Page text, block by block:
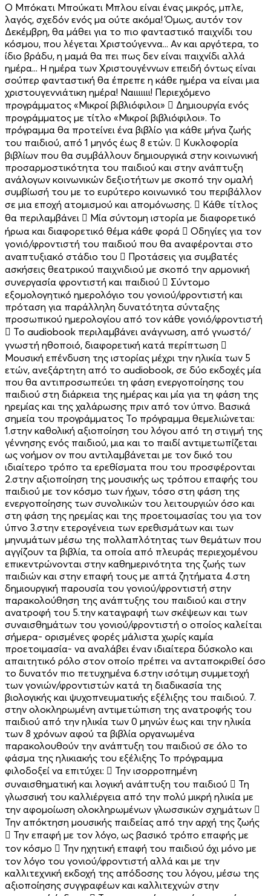
Ο Μπόκατι Μπούκατι Μπλου είναι ένας μικρός, μπλε,
λαγός, σχεδόν ενός μα ούτε ακόμα! Όμως, αυτόν τον
Δεκέμβρη, θα μάθει για το πιο φανταστικό παιχνίδι του
κόσμου, που λέγεται Χριστούγεννα... Αν και αργότερα, το
ίδιο βράδυ, η μαμά θα πει πως δεν είναι παιχνίδι αλλά
ημέρα... Η ημέρα των Χριστουγέννων επειδή όντως είναι
σούπερ φανταστική θα έπρεπε η κάθε ημέρα να είναι μια
χριστουγεννιάτικη ημέρα! Ναιιιιιιι! Περιεχόμενο
προγράμματος «Μικροί βιβλιόφιλοι»  Δημιουργία ενός
προγράμματος με τίτλο «Μικροί βιβλιόφιλοι». Το
πρόγραμμα θα προτείνει ένα βιβλίο για κάθε μήνα ζωής
του παιδιού, από 1 μηνός έως 8 ετών.  Kυκλοφορία
βιβλίων που θα συμβάλλουν δημιουργικά στην κοινωνική
προσαρμοστικότητα του παιδιού και στην ανάπτυξη
ανάλογων κοινωνικών δεξιοτήτων με σκοπό την ομαλή
συμβίωσή του με το ευρύτερο κοινωνικό του περιβάλλον
σε μια εποχή ατομισμού και απομόνωσης.  Κάθε τίτλος
θα περιλαμβάνει  Μία σύντομη ιστορία με διαφορετικό
ήρωα και διαφορετικό θέμα κάθε φορά  Οδηγίες για τον
γονιό/φροντιστή του παιδιού που θα αναφέρονται στο
αναπτυξιακό στάδιο του  Προτάσεις για συμβατές
ασκήσεις θεατρικού παιχνιδιού με σκοπό την αρμονική
συνεργασία φροντιστή και παιδιού  Σύντομο
εξομολογητικό ημερολόγιο του γονιού/φροντιστή και
πρόταση για παράλληλη δυνατότητα σύνταξης
προσωπικού ημερολογίου από τον κάθε γονιό/φροντιστή
 Το audiobook περιλαμβάνει ανάγνωση, από γνωστό/
γνωστή ηθοποιό, διαφορετική κατά περίπτωση 
Μουσική επένδυση της ιστορίας μέχρι την ηλικία των 5
ετών, ανεξάρτητη από το audiobook, σε δύο εκδοχές μία
που θα αντιπροσωπεύει τη φάση ενεργοποίησης του
παιδιού στη διάρκεια της ημέρας και μία για τη φάση της
ηρεμίας και της χαλάρωσης πριν από τον ύπνο. Βασικά
σημεία του προγράμματος Το πρόγραμμα θεμελιώνεται:
1.στην καθολική αξιοποίηση του λόγου από τη στιγμή της
γέννησης ενός παιδιού, μια και το παιδί αντιμετωπίζεται
ως νοήμον ον που αντιλαμβάνεται με τον δικό του
ιδιαίτερο τρόπο τα ερεθίσματα που του προσφέρονται
2.στην αξιοποίηση της μουσικής ως τρόπου επαφής του
παιδιού με τον κόσμο των ήχων, τόσο στη φάση της
ενεργοποίησης των συνολικών του λειτουργιών όσο και
στη φάση της ηρεμίας και της προετοιμασίας του για τον
ύπνο 3.στην ετερογένεια των ερεθισμάτων και των
μηνυμάτων μέσω της πολλαπλότητας των θεμάτων που
αγγίζουν τα βιβλία, τα οποία από πλευράς περιεχομένου
επικεντρώνονται στην καθημερινότητα της ζωής των
παιδιών και στην επαφή τους με απτά ζητήματα 4.στη
δημιουργική παρουσία του γονιού/φροντιστή στην
παρακολούθηση της ανάπτυξης του παιδιού και στην
ανατροφή του 5.την καταγραφή των σκέψεων και των
συναισθημάτων του γονιού/φροντιστή ο οποίος καλείται
σήμερα- ορισμένες φορές μάλιστα χωρίς καμία
προετοιμασία- να αναλάβει έναν ιδιαίτερα δύσκολο και
απαιτητικό ρόλο στον οποίο πρέπει να ανταποκριθεί όσο
το δυνατόν πιο πετυχημένα 6.στην ισότιμη συμμετοχή
των γονιών/φροντιστών κατά τη διαδικασία της
βιολογικής και ψυχοπνευματικής εξέλιξης του παιδιού. 7.
στην ολοκληρωμένη αντιμετώπιση της ανατροφής του
παιδιού από την ηλικία των 0 μηνών έως και την ηλικία
των 8 χρόνων αφού τα βιβλία οργανωμένα
παρακολουθούν την ανάπτυξη του παιδιού σε όλο το
φάσμα της ηλικιακής του εξέλιξης Το πρόγραμμα
φιλοδοξεί να επιτύχει:  Την ισορροπημένη
συναισθηματική και λογική ανάπτυξη του παιδιού  Τη
γλωσσική του καλλιέργεια από την πολύ μικρή ηλικία με
την αφομοίωση ολοκληρωμένων γλωσσικών σχημάτων 
Την απόκτηση μουσικής παιδείας από την αρχή της ζωής
 Την επαφή με τον λόγο, ως βασικό τρόπο επαφής με
τον κόσμο  Την ηχητική επαφή του παιδιού όχι μόνο με
τον λόγο του γονιού/φροντιστή αλλά και με την
καλλιτεχνική εκδοχή της απόδοσης του λόγου, μέσω της
αξιοποίησης συγγραφέων και καλλιτεχνών στην